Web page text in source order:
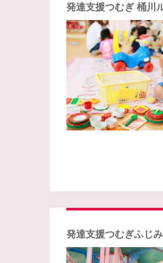
発達支援つむぎ 桶川
発達支援つむぎふじ